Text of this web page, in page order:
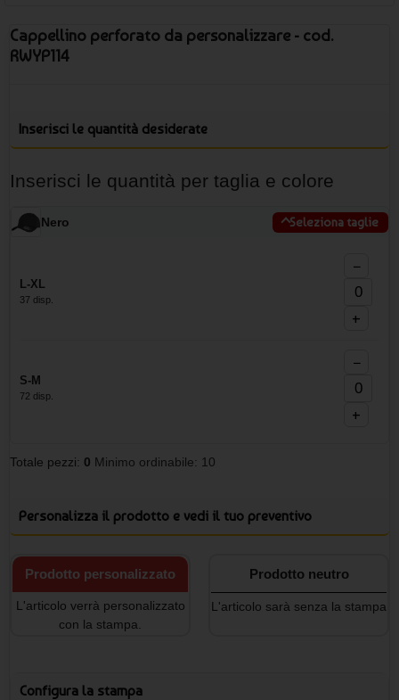
Cappellino perforato da personalizzare - cod.
RWYP114
Inserisci le quantità desiderate
Inserisci le quantità per taglia e colore
Nero Seleziona taglie
L-XL
37 disp.
−
+
S-M
72 disp.
−
+
Totale pezzi: 0 Minimo ordinabile: 10
Personalizza il prodotto e vedi il tuo preventivo
Prodotto personalizzato
L'articolo verrà personalizzato
con la stampa.
Prodotto neutro
L'articolo sarà senza la stampa
Configura la stampa